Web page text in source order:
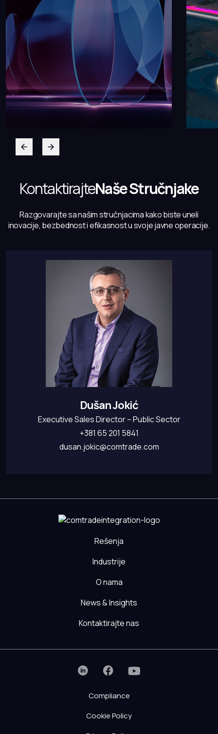
KontaktirajteNaše Stručnjake
Razgovarajte sa našim stručnjacima kako biste uneli
inovacije, bezbednost i efikasnost u svoje javne operacije.
Dušan Jokić
Executive Sales Director – Public Sector
+381 65 201 5841
dusan.jokic@comtrade.com
Rešenja
Industrije
O nama
News & Insights
Kontaktirajte nas
Cookie Policy
Compliance